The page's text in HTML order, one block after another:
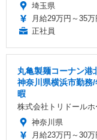
埼玉県
月給29万円～35万
正社員
丸亀製麺コーナン港
神奈川県横浜市勤務
暇
株式会社トリドール
神奈川県
月給23万円～30万